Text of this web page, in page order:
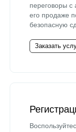
переговоры
его продаже
безопасную
Заказать